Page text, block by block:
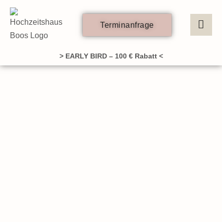
Zum
Inhalt
springen
Terminanfrage
> EARLY BIRD – 100 € Rabatt <